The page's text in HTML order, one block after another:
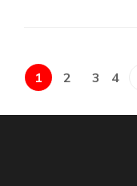
1 2 3 4